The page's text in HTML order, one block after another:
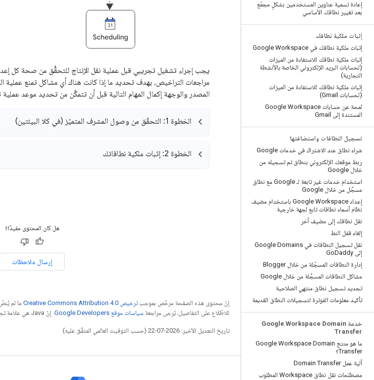
إعادة تسمية عناوين المستخدمين بشكلٍ مجمّع
بعد تغيير نطاقك الأساسي
إثبات ملكية نطاقك
إثبات ملكية نطاقك في Google Workspace
إثبات ملكية نطاقك للاستفادة من الميزات
(لحسابات البريد الإلكتروني الخاصة بالأنشطة
التجارية)
إثبات ملكية نطاقك للاستفادة من الميزات
(لحسابات Gmail)
لمحة عن حسابات Google Workspace
المستندة إلى Gmail
تسجيل النطاقات واستضافتها
شراء نطاق عند الاشتراك في خدمات Google
ربط موقعك الإلكتروني بنطاق تم تسجيله من
خلال Google
استخدام خدمات غير تابعة لـ Google مع نطاق
مسجَّل من خلال Google
إعداد Google Workspace باستخدام مضيف
نظام أسماء نطاقات تابع لجهة خارجية
نقل نطاقك إلى مضيف آخر
إلغاء قفل النط
نقل تسجيل النطاقات في Google Domains
إلى Go Daddy
إدارة النطاقات المسجّلة من خلال Blogger
مشاكل النطاقات المسجَّلة من خلال Google
تجديد تسجيل نطاق منتهي الصلاحية
تأكيد معلومات الفوترة لتسجيلات النطاق القديمة
خدمة Google Workspace Domain
Transfer
ما هو منتج Google Workspace Domain
Transfer؟
آلية عمل Domain Transfer
مصطلحات نقل نطاق Workspace المطلوب
يجب إجراء تشغيل تجريبي قبل عملية نقل الإنتاج للتحقُّق من صحة كل
مراجعات التراخيص، بهدف تحديد ما إذا كانت هناك أي مشاكل تمنع عملية
المصدر والوجهة إكمال المهام التالية قبل أن تتمكَّن من تحديد موعد
الخطوة 1: التحقّق من وصول المشرف المتميّز (في كلا البيئتين)
الخطوة 2: إثبات ملكية نطاقاتك
هل كان المحتوى مفيدًا؟
إرسال ملاحظات
إنّ محتوى هذه الصفحة مرخّص بموجبترخيص Creative Commons Attribution 4.0‏ ما لم
للاطّلاع على التفاصيل، يُرجى مراجعة سياسات موقع Google Developers‏ . إنّ Java هي علامة تجارية مسجَّلة لشركة Oracle و/أو شركائها التابعين.
تاريخ التعديل الأخير: 2026-07-22 (حسب التوقيت العالمي المتفَّق عليه)